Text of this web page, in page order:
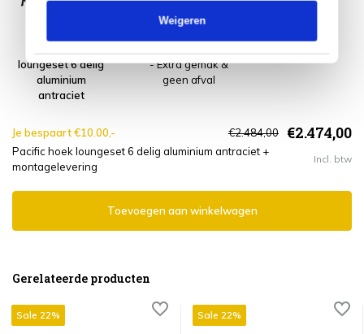
Weigeren
loungeset 6 delig
aluminium
antraciet
- Extra gemak &
geen afval
Je bespaart €10.00,- €2.484,00 €2.474,00
Pacific hoek loungeset 6 delig aluminium antraciet +
montagelevering
Incl. btw
Toevoegen aan winkelwagen
Gerelateerde producten
Sale 22% Sale 22%